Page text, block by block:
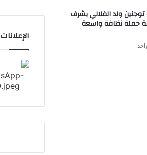
ولد الفلالي يشرف
حملة نظافة واسعة
الإعلانات